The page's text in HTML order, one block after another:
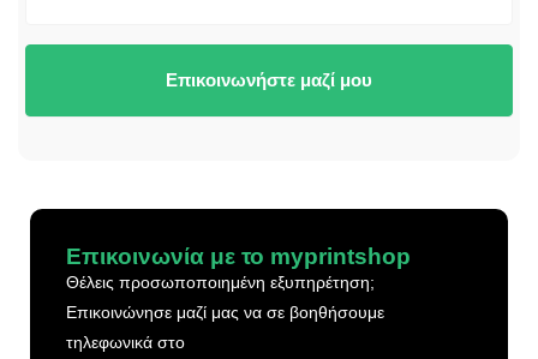
Επικοινωνήστε μαζί μου
Επικοινωνία με το myprintshop
Θέλεις προσωποποιημένη εξυπηρέτηση;
Επικοινώνησε μαζί μας να σε βοηθήσουμε
τηλεφωνικά στο